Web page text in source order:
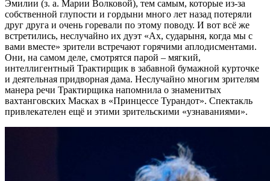
Эмилии (з. а. Марии Волковой), тем самым, которые из-за
собственной глупости и гордыни много лет назад потеряли
друг друга и очень горевали по этому поводу. И вот всё же
встретились, неслучайно их дуэт «Ах, сударыня, когда мы с
вами вместе» зрители встречают горячими аплодисментами.
Они, на самом деле, смотрятся парой – мягкий,
интеллигентный Трактирщик в забавной бумажной курточке
и деятельная придворная дама. Неслучайно многим зрителям
манера речи Трактирщика напомнила о знаменитых
вахтанговских Масках в «Принцессе Турандот». Спектакль
привлекателен ещё и этими зрительскими «узнаваниями».